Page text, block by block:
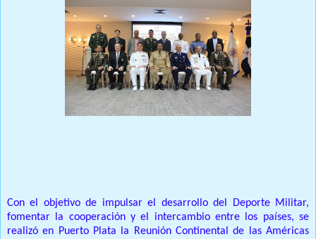
Con el objetivo de impulsar el desarrollo del Deporte Militar,
fomentar la cooperación y el intercambio entre los países, se
realizó en Puerto Plata la Reunión Continental de las Américas